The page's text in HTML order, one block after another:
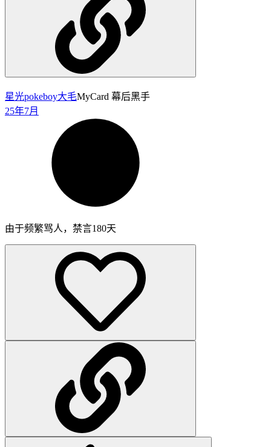
星光pokeboy大毛MyCard 幕后黑手
25年7月
由于频繁骂人，禁言180天